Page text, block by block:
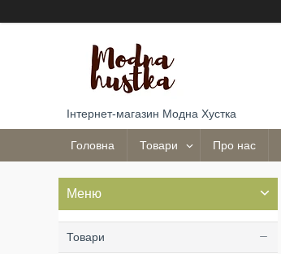
Інтернет-магазин Модна Хустка
Головна Товари Про нас
Товари